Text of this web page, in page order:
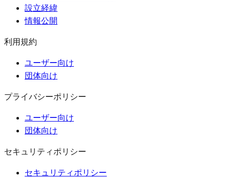
設立経緯
情報公開
利用規約
ユーザー向け
団体向け
プライバシーポリシー
ユーザー向け
団体向け
セキュリティポリシー
セキュリティポリシー